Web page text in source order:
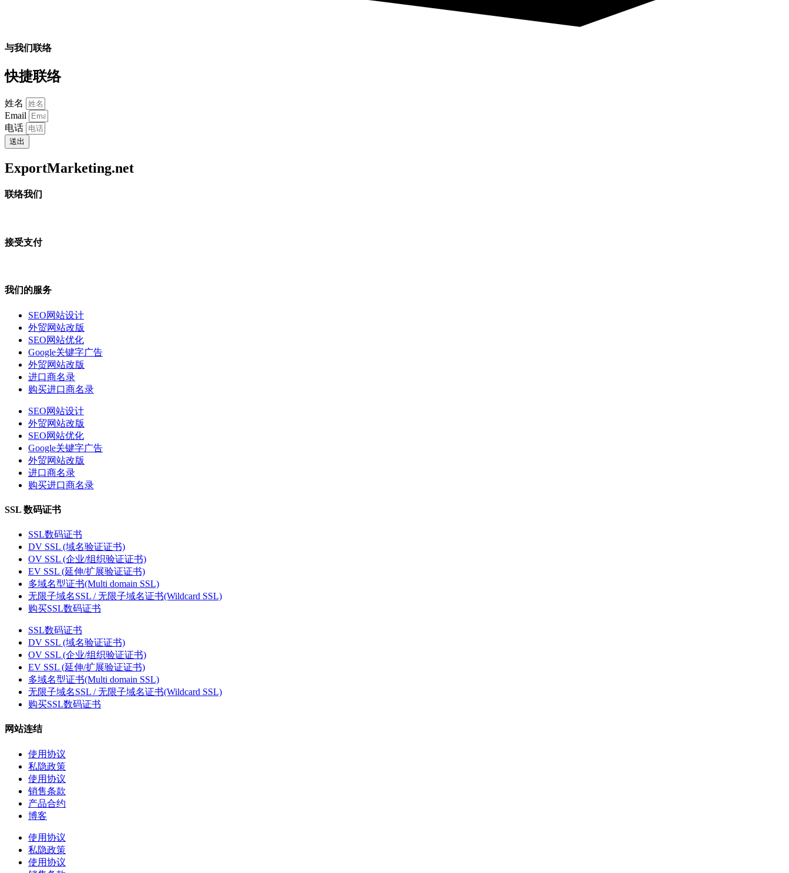
与我们联络
快捷联络
姓名
Email
电话
送出
ExportMarketing.net
联络我们
接受支付
我们的服务
SEO网站设计
外贸网站改版
SEO网站优化
Google关键字广告
外贸网站改版
进口商名录
购买进口商名录
SEO网站设计
外贸网站改版
SEO网站优化
Google关键字广告
外贸网站改版
进口商名录
购买进口商名录
SSL 数码证书
SSL数码证书
DV SSL (域名验证证书)
OV SSL (企业/组织验证证书)
EV SSL (延伸/扩展验证证书)
多域名型证书(Multi domain SSL)
无限子域名SSL / 无限子域名证书(Wildcard SSL)
购买SSL数码证书
SSL数码证书
DV SSL (域名验证证书)
OV SSL (企业/组织验证证书)
EV SSL (延伸/扩展验证证书)
多域名型证书(Multi domain SSL)
无限子域名SSL / 无限子域名证书(Wildcard SSL)
购买SSL数码证书
网站连结
使用协议
私隐政策
使用协议
销售条款
产品合约
博客
使用协议
私隐政策
使用协议